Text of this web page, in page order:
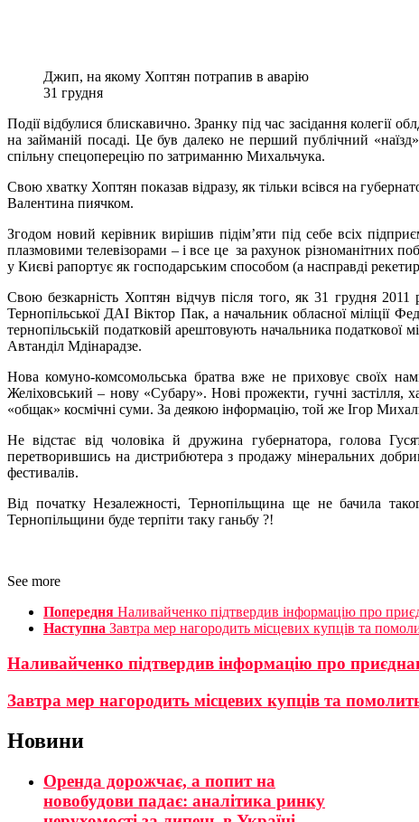
Джип, на якому Хоптян потрапив в аварію
31 грудня
Події відбулися блискавично. Зранку під час засідання колегії
на займаній посаді. Це був далеко не перший публічний
спільну спецоперецію по затриманню Михальчука.
Свою хватку Хоптян показав відразу, як тільки всівся на
Валентина пиячком.
Згодом новий керівник вирішив підім’яти під себе всіх
плазмовими телевізорами – і все це за рахунок різноманітних
у Києві рапортує як господарським способом (а насправді
Свою безкарність Хоптян відчув після того, як 31 грудня
Тернопільської ДАІ Віктор Пак, а начальник обласної міліції
тернопільській податковій арештовують начальника податкової
Автанділ Мдінарадзе.
Нова комуно-комсомольська братва вже не приховує своїх
Желіховський – нову «Субару». Нові прожекти, гучні застілля,
«общак» космічні суми. За деякою інформацію, той же Ігор
Не відстає від чоловіка й дружина губернатора, голова
перетворившись на дистрибютера з продажу мінеральних
фестивалів.
Від початку Незалежності, Тернопільщина ще не бачила
Тернопільщини буде терпіти таку ганьбу ?!
See more
Попередня Наливайченко підтвердив інформацію про
Наступна Завтра мер нагородить місцевих купців та
Наливайченко підтвердив інформацію про
Завтра мер нагородить місцевих купців та
Новини
Оренда дорожчає, а попит на
новобудови падає: аналітика ринку